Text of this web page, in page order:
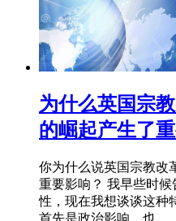
为什么英国宗
的崛起产生了
你为什么说英国宗教改
重要影响？ 我早些时
性，现在我想谈谈这种